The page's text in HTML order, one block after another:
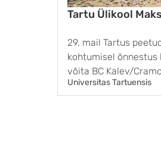
Tartu Ülikool
29. mail Tartus
kohtumisel õnnestus
võita BC Kalev/
finaalseeria
...
Universitas Tartuensis